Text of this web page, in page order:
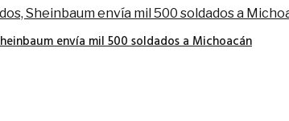
envía mil 500 soldados a Michoacán